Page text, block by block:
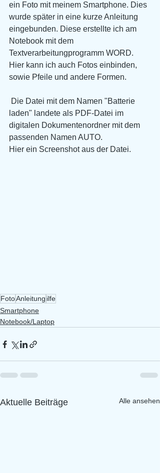
ein Foto mit meinem Smartphone. Dies
wurde später in eine kurze Anleitung
eingebunden. Diese erstellte ich am
Notebook mit dem
Textverarbeitungprogramm WORD.
Hier kann ich auch Fotos einbinden,
sowie Pfeile und andere Formen.
laden" landete als PDF-Datei im
digitalen Dokumentenordner mit dem
passenden Namen AUTO.
Hier ein Screenshot aus der Datei.
FotoAnleitung ilfe
Smartphone
Notebook/Laptop
Aktuelle Beiträge Alle ansehen